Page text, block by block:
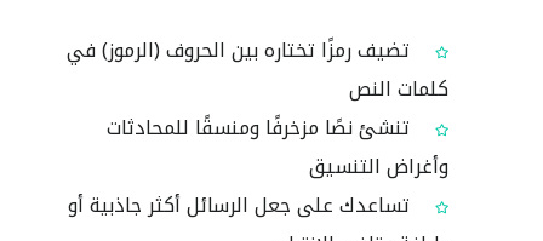
تضيف رمزًا تختاره بين الحروف (الرموز) في
كلمات النص
تنشئ نصًا مزخرفًا ومنسقًا للمحادثات
وأغراض التنسيق
تساعدك على جعل الرسائل أكثر جاذبية أو